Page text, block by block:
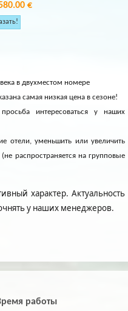
€
в двухместом номере
самая низкая цена в сезоне!
интересоваться у наших
отели, уменьшить или увеличить
распространяется на групповые
характер. Актуальность
у наших менеджеров.
работы